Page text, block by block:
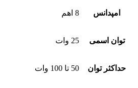
امپدانس 8 اهم
توان اسمی 25 وات
حداکثر توان 50 تا 100 وات